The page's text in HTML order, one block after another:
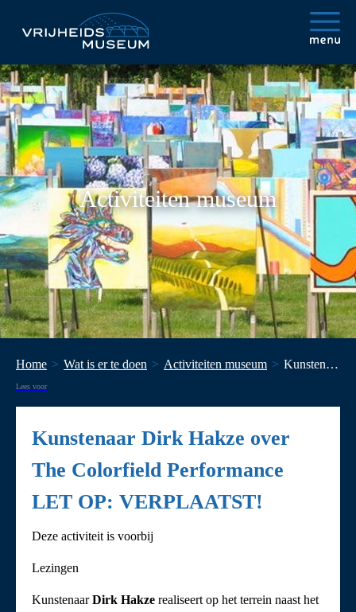
Activiteiten museum
Home Wat is er te doen Activiteiten museum Kunstenaar Dirk Hakze over The Colorfield Performance LET OP: VERPLAATST!
Lees voor
Kunstenaar Dirk Hakze over
The Colorfield Performance
LET OP: VERPLAATST!
Deze activiteit is voorbij
Lezingen
KunstenaarDirk Hakze realiseert op het terrein naast het